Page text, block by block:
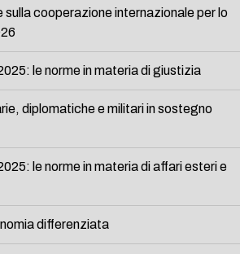
sulla cooperazione internazionale per lo
le norme in materia di giustizia
diplomatiche e militari in sostegno
le norme in materia di affari esteri e
differenziata